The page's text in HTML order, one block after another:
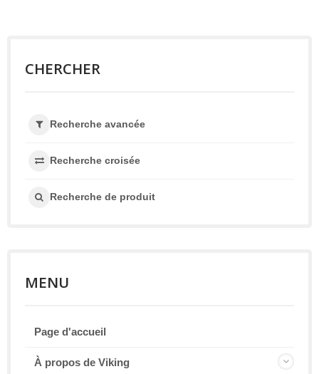
CHERCHER
Recherche avancée
Recherche croisée
Recherche de produit
MENU
Page d'accueil
À propos de Viking